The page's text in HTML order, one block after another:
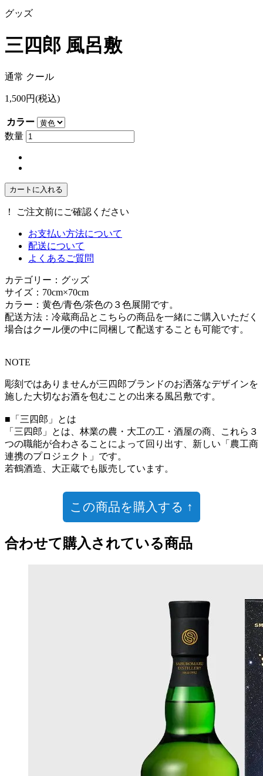
グッズ
三四郎 風呂敷
通常 クール
1,500円(税込)
カラー
数量
！ ご注文前にご確認ください
お支払い方法について
配送について
よくあるご質問
カテゴリー：グッズ
サイズ：70cm×70cm
カラー：黄色/青色/茶色の３色展開です。
配送方法：冷蔵商品とこちらの商品を一緒にご購入いただく
場合はクール便の中に同梱して配送することも可能です。
NOTE
彫刻ではありませんが三四郎ブランドのお洒落なデザインを
施した大切なお酒を包むことの出来る風呂敷です。
■「三四郎」とは
「三四郎」とは、林業の農・大工の工・酒屋の商、これら３
つの職能が合わさることによって回り出す、新しい「農工商
連携のプロジェクト」です。
若鶴酒造、大正蔵でも販売しています。
この商品を購入する ↑
合わせて購入されている商品